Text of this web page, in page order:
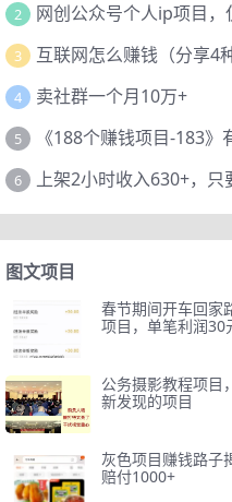
2
3
4 卖社群一个月10万+
5
6
图文项目
春节期间开车回家
项目，单笔利润30
公务摄影教程项目
新发现的项目
灰色项目赚钱路子
赔付1000+